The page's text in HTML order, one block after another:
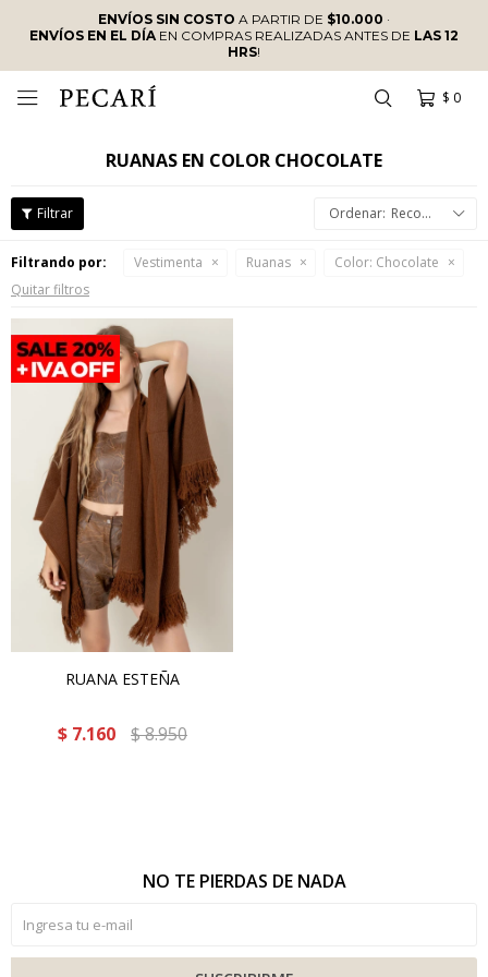
ENVÍOS SIN COSTO A PARTIR DE $10.000 ·
ENVÍOS EN EL DÍAEN COMPRAS REALIZADAS ANTES DE LAS 12
HRS!
$ 0

RUANAS EN COLOR CHOCOLATE
Recomendados
Filtrando por: Vestimenta Ruanas Color: Chocolate
Quitar filtros
RUANA ESTEÑA
$ 7.160 $8.950
NO TE PIERDAS DE NADA